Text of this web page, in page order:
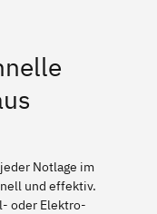
Notlage im
und effektiv.
oder Elektro-